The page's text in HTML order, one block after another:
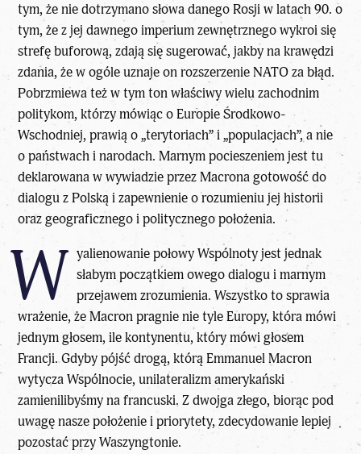
tym, że nie dotrzymano słowa danego Rosji w latach 90. o
tym, że z jej dawnego imperium zewnętrznego wykroi się
strefę buforową, zdają się sugerować, jakby na krawędzi
zdania, że w ogóle uznaje on rozszerzenie NATO za błąd.
Pobrzmiewa też w tym ton właściwy wielu zachodnim
politykom, którzy mówiąc o Europie Środkowo-
Wschodniej, prawią o „terytoriach” i „populacjach”, a nie
o państwach i narodach. Marnym pocieszeniem jest tu
deklarowana w wywiadzie przez Macrona gotowość do
dialogu z Polską i zapewnienie o rozumieniu jej historii
oraz geograficznego i politycznego położenia.
W yalienowanie połowy Wspólnoty jest jednak
słabym początkiem owego dialogu i marnym
przejawem zrozumienia. Wszystko to sprawia
wrażenie, że Macron pragnie nie tyle Europy, która mówi
jednym głosem, ile kontynentu, który mówi głosem
Francji. Gdyby pójść drogą, którą Emmanuel Macron
wytycza Wspólnocie, unilateralizm amerykański
zamienilibyśmy na francuski. Z dwojga złego, biorąc pod
uwagę nasze położenie i priorytety, zdecydowanie lepiej
pozostać przy Waszyngtonie.